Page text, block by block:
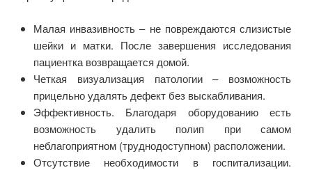
Малая инвазивность – не повреждаются слизистые
шейки и матки. После завершения исследования
пациентка возвращается домой.
Четкая визуализация патологии – возможность
прицельно удалять дефект без выскабливания.
Эффективность. Благодаря оборудованию есть
возможность удалить полип при самом
неблагоприятном (труднодоступном) расположении.
Отсутствие необходимости в госпитализации.